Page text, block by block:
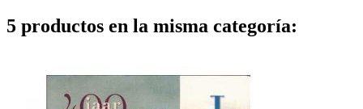
5 productos en la misma categoría: